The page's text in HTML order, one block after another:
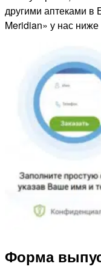
другими аптеками в
Meridian» у нас
Форма